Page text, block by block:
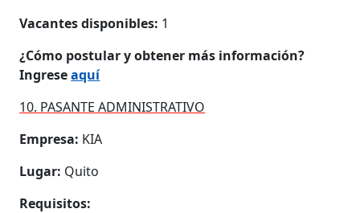
Vacantes disponibles: 1
¿Cómo postular y obtener más información?
Ingreseaquí
10. PASANTE ADMINISTRATIVO
Empresa: KIA
Lugar: Quito
Requisitos: